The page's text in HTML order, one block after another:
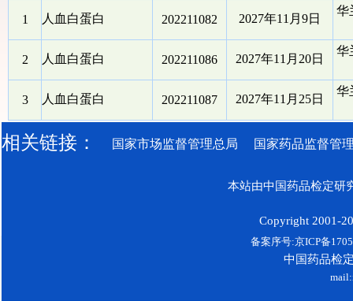
1 人血白蛋白 202211082 2027年11月9日
华
2 人血白蛋白 202211086 2027年11月20日
华
3 人血白蛋白 202211087 2027年11月25日
华
相关链接： 国家市场监督管理总局 国家药品监督管
本站由中国药品检定研
Copyright 2001-
备案序号:京ICP备
中国药品检